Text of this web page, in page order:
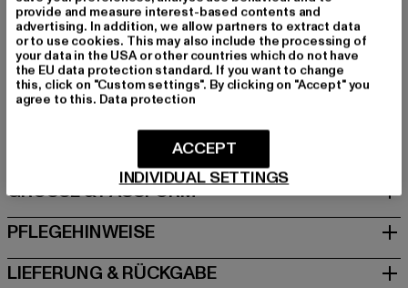
Polyester
Art.Nr: 61030060-01075
Hersteller: Urban Styles Agency GmbH & Co. KG |
agentur@urbanstylesagency.com
Schanzenstraße 41 | 51063 Köln | DE
GRÖSSE & PASSFORM
PFLEGEHINWEISE
LIEFERUNG & RÜCKGABE
provide and measure interest-based contents and
advertising. In addition, we allow partners to extract data
or to use cookies. This may also include the processing of
your data in the USA or other countries which do not have
the EU data protection standard. If you want to change
this, click on "Custom settings". By clicking on "Accept" you
agree to this. Data protection
INDIVIDUAL SETTINGS
ACCEPT